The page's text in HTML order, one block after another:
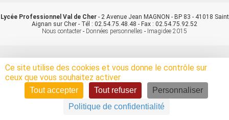
Lycée Professionnel Val de Cher- 2 Avenue Jean MAGNON - BP 83 - 41018 Saint
Aignan sur Cher - Tél : 02.54.75.48.48 - Fax : 02.54.75.92.52
Nous contacter - Données personnelles - Imagidee 2015
Ce site utilise des cookies et vous donne le contrôle sur
ceux que vous souhaitez activer
Tout accepter Tout refuser
Personnaliser
Politique de confidentialité